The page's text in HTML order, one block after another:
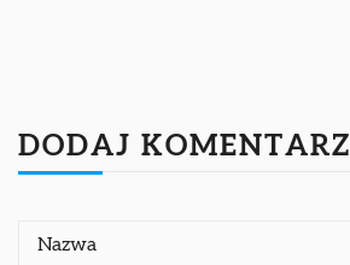
DODAJ KOMENTARZ